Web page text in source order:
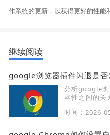
作系统的更新，以获得更好的性能
继续阅读
google浏览器插件闪退是否
分析google浏
容性之间的关
时间：2026-